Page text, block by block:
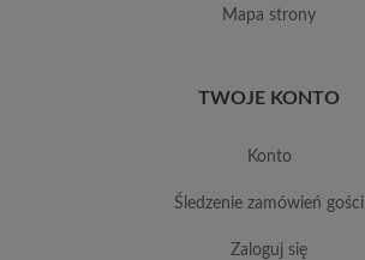
mapa strony
TWOJE KONTO
konto
śledzenie zamówień gości
zaloguj się